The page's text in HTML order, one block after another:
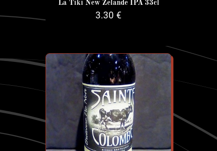
La Tiki New Zelande IPA 33cl
3.30 €